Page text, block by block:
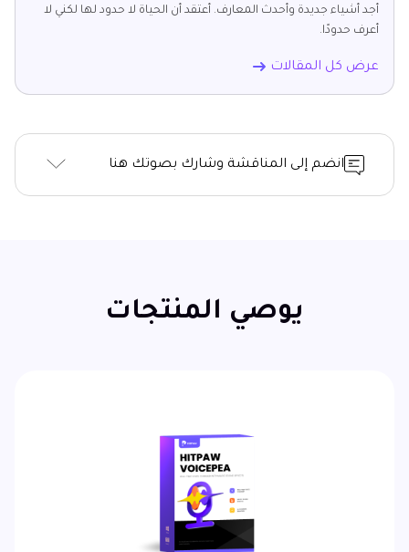
أجد أشياء جديدة وأحدث المعارف. أعتقد أن الحياة لا حدود لها لكني لا
أعرف حدودًا.
عرض كل المقالات
انضم إلى المناقشة وشارك بصوتك هنا
يوصي المنتجات